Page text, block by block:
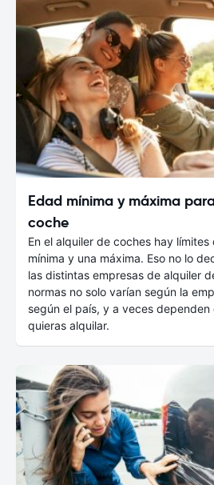
Edad mínima y máxima
coche
En el alquiler de coches hay
mínima y una máxima. Eso no lo
las distintas empresas de alquiler
normas no solo varían según la
según el país, y a veces
quieras alquilar.